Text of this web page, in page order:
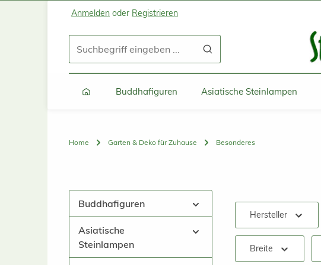
Zum Hauptinhalt springen
Zur Suche springen
Zur Hauptnavigation springen
Anmelden oder Registrieren
Buddhafiguren Asiatische Steinlampen
Home Garten & Deko für Zuhause Besonderes
Buddhafiguren
Asiatische
Steinlampen
Hersteller
Breite